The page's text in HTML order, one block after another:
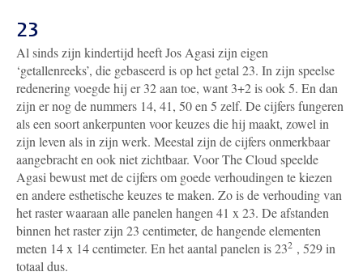
23
Al sinds zijn kindertijd heeft Jos Agasi zijn eigen
‘getallenreeks’, die gebaseerd is op het getal 23. In zijn speelse
redenering voegde hij er 32 aan toe, want 3+2 is ook 5. En dan
zijn er nog de nummers 14, 41, 50 en 5 zelf. De cijfers fungeren
als een soort ankerpunten voor keuzes die hij maakt, zowel in
zijn leven als in zijn werk. Meestal zijn de cijfers onmerkbaar
aangebracht en ook niet zichtbaar. Voor The Cloud speelde
Agasi bewust met de cijfers om goede verhoudingen te kiezen
en andere esthetische keuzes te maken. Zo is de verhouding van
het raster waaraan alle panelen hangen 41 x 23. De afstanden
binnen het raster zijn 23 centimeter, de hangende elementen
meten 14 x 14 centimeter. En het aantal panelen is 232 , 529 in
totaal dus.